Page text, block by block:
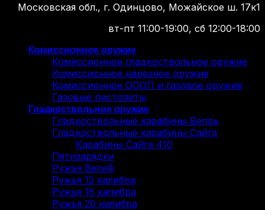
Московская обл., г. Одинцово, Можайское ш. 17к1
вт-пт 11:00-19:00, сб 12:00-18:00
Комиссионное оружие
Комиссионное гладкоствольное оружие
Комиссионное нарезное оружие
Комиссионное ОООП и газовое оружие
Газовые пистолеты
Гладкоствольное оружие
Гладкоствольные карабины Вепрь
Гладкоствольные карабины Сайга
Карабины Сайга 410
Пятизарядки
Ружья Benelli
Ружья 12 калибра
Ружья 16 калибра
Ружья 20 калибра